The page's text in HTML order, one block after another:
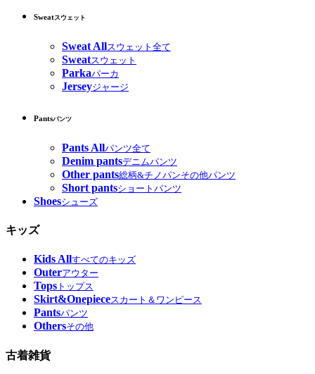
Sweatスウェット
Sweat Allスウェット全て
Sweatスウェット
Parkaパーカ
Jerseyジャージ
Pantsパンツ
Pants Allパンツ全て
Denim pantsデニムパンツ
Other pants総柄&チノパンその他パンツ
Short pantsショートパンツ
Shoesシューズ
キッズ
Kids Allすべてのキッズ
Outerアウター
Tops トップス
Skirt&Onepieceスカート＆ワンピース
Pantsパンツ
Othersその他
古着雑貨